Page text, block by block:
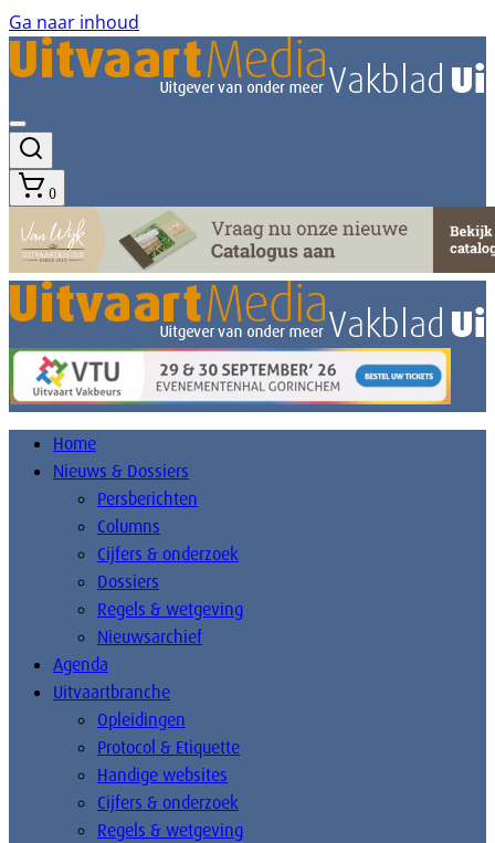
Ga naar inhoud
0
Home
Nieuws & Dossiers
Persberichten
Columns
Cijfers & onderzoek
Dossiers
Regels & wetgeving
Nieuwsarchief
Agenda
Uitvaartbranche
Opleidingen
Protocol & Etiquette
Handige websites
Cijfers & onderzoek
Regels & wetgeving